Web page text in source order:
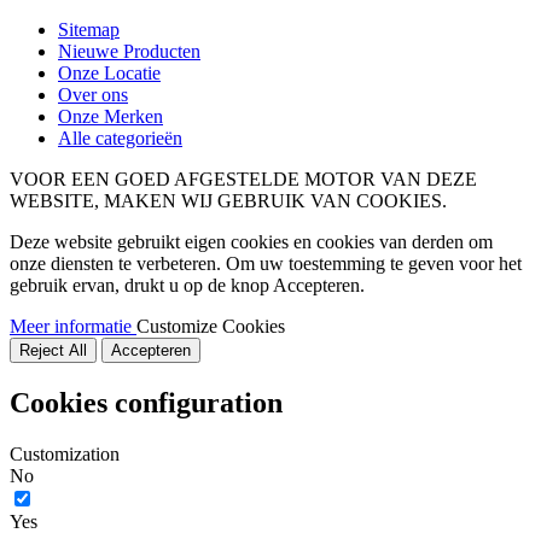
Sitemap
Nieuwe Producten
Onze Locatie
Over ons
Onze Merken
Alle categorieën
VOOR EEN GOED AFGESTELDE MOTOR VAN DEZE
WEBSITE, MAKEN WIJ GEBRUIK VAN COOKIES.
Deze website gebruikt eigen cookies en cookies van derden om
onze diensten te verbeteren. Om uw toestemming te geven voor het
gebruik ervan, drukt u op de knop Accepteren.
Meer informatie Customize Cookies
Reject All Accepteren
Cookies configuration
Customization
No
Yes